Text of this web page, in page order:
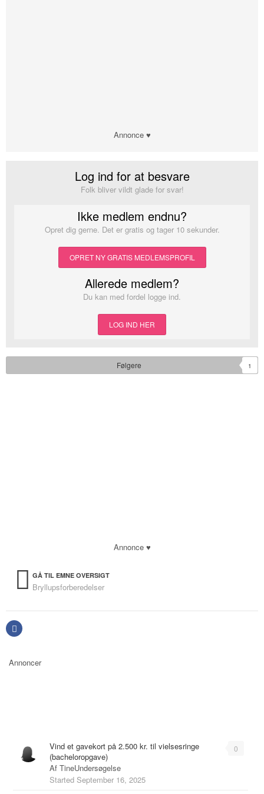
Annonce ♥
Log ind for at besvare
Folk bliver vildt glade for svar!
Ikke medlem endnu?
Opret dig gerne. Det er gratis og tager 10 sekunder.
OPRET NY GRATIS MEDLEMSPROFIL
Allerede medlem?
Du kan med fordel logge ind.
LOG IND HER
Følgere 1
Annonce ♥
GÅ TIL EMNE OVERSIGT
Bryllupsforberedelser
Annoncer
0
Vind et gavekort på 2.500 kr. til vielsesringe
(bacheloropgave)
Af TineUndersøgelse
Started September 16, 2025